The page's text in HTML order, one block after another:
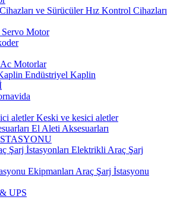
Hız Kontrol Cihazları
Servo Motor
Ac Motorlar
Endüstriyel Kaplin
Keski ve kesici aletler
El Aleti Aksesuarları
Elektrikli Araç Şarj
Araç Şarj İstasyonu
UPS